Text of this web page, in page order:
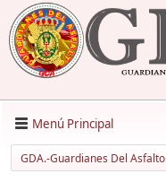
Menú Principal
GDA.-Guardianes Del Asfalto